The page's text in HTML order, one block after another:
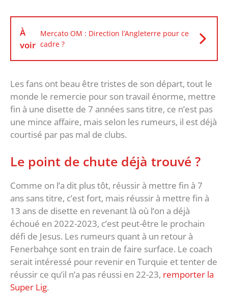
À
voir
Mercato OM : Direction l’Angleterre pour ce
cadre ?
Les fans ont beau être tristes de son départ, tout le
monde le remercie pour son travail énorme, mettre
fin à une disette de 7 années sans titre, ce n’est pas
une mince affaire, mais selon les rumeurs, il est déjà
courtisé par pas mal de clubs.
Le point de chute déjà trouvé ?
Comme on l’a dit plus tôt, réussir à mettre fin à 7
ans sans titre, c’est fort, mais réussir à mettre fin à
13 ans de disette en revenant là où l’on a déjà
échoué en 2022-2023, c’est peut-être le prochain
défi de Jesus. Les rumeurs quant à un retour à
Fenerbahçe sont en train de faire surface. Le coach
serait intéressé pour revenir en Turquie et tenter de
réussir ce qu’il n’a pas réussi en 22-23, remporter la
Super Lig.